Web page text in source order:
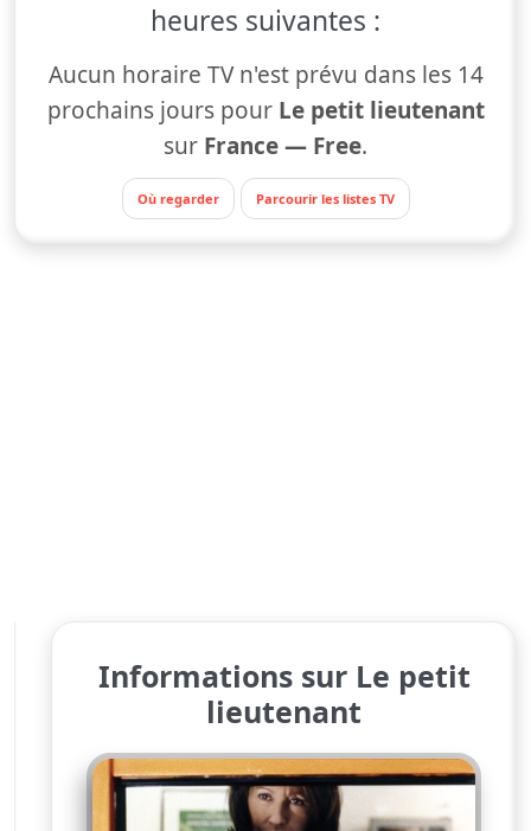
heures suivantes :
Aucun horaire TV n'est prévu dans les 14
prochains jours pour Le petit lieutenant
sur France — Free.
Où regarder Parcourir les listes TV
Informations sur Le petit
lieutenant